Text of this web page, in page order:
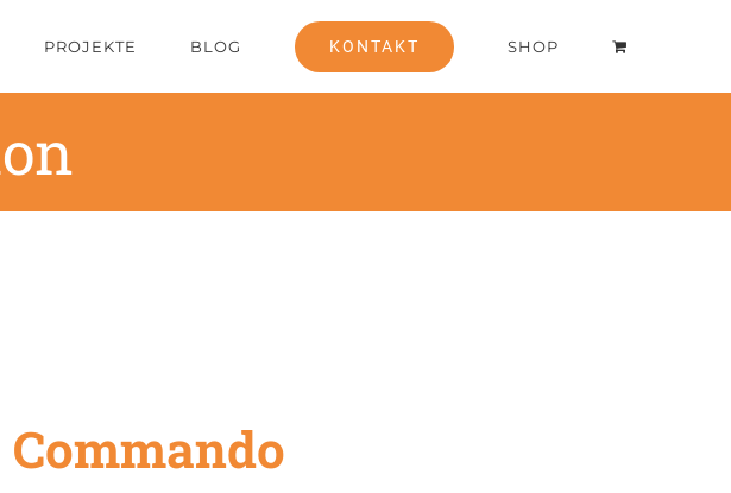
PROJEKTE BLOG KONTAKT SHOP